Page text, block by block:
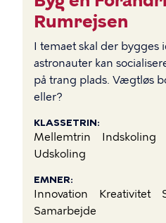
Rumrejsen
I temaet skal der bygges
astronauter kan
på trang plads. Vægtløs
eller?
KLASSETRIN
Mellemtrin Indskoling
Udskoling
EMNER
Innovation Kreativitet
Samarbejde